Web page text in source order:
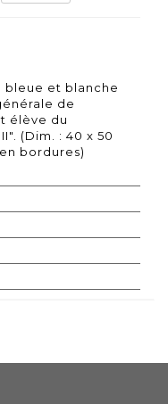
bleue et blanche
de
élève du
(Dim. : 40 x 50
bordures)